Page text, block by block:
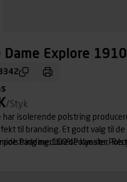
Dame Explore
/Styk
har isolerende polstring
til branding. Et godt valg til
polstring med brede
Padding: 100%Polyester-